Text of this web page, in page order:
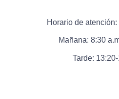
Horario de
Mañana: 8:30
Tarde: